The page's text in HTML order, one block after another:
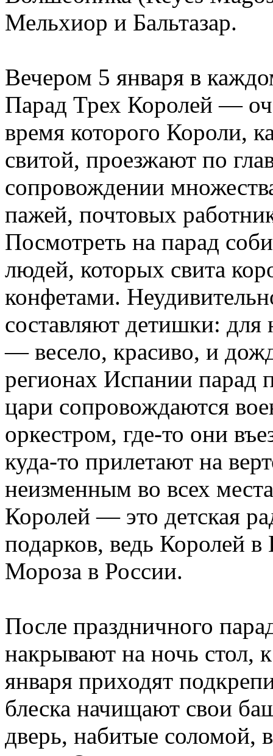
Мельхиор и Бальтазар.
Вечером 5 января в
Парад Трех Королей —
время которого Короли,
свитой, проезжают по
сопровождении
пажей, почтовых
Посмотреть на парад
людей, которых свита
конфетами.
составляют детишки: для
— весело, красиво, и
регионах Испании парад
цари сопровождаются
оркестром, где-то они
куда-то прилетают на
неизменным во всех
Королей — это детская
подарков, ведь Королей
Мороза в России.
После праздничного
накрывают на ночь стол,
января приходят
блеска начищают свои
дверь, набитые соломой,